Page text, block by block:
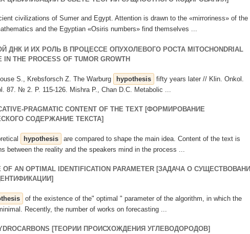
civilizations of Sumer and Egypt. Attention is drawn to the «mirroriness» of the
and the Egyptian «Osiris numbers» find themselves ...
ДНК И ИХ РОЛЬ В ПРОЦЕССЕ ОПУХОЛЕВОГО РОСТА MITOCHONDRIAL
IN THE PROCESS OF TUMOR GROWTH
S., Krebsforsch Z. The Warburg hypothesis
fifty years later // Klin. Onkol.
87. № 2. Р. 115-126. Mishra P., Chan D.C. Metabolic ...
PRAGMATIC CONTENT OF THE TEXT [ФОРМИРОВАНИЕ
СОДЕРЖАНИЕ ТЕКСТА]
hypothesis
are compared to shape the main idea. Content of the text is
between the reality and the speakers mind in the process ...
OF AN OPTIMAL IDENTIFICATION PARAMETER [ЗАДАЧА О
of the existence of the" optimal " parameter of the algorithm, in which the
Recently, the number of works on forecasting ...
[ТЕОРИИ ПРОИСХОЖДЕНИЯ УГЛЕВОДОРОДОВ]